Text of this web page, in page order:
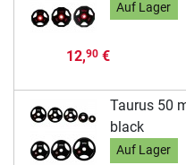
Auf Lager
12,90€
Taurus 50
black
Auf Lager